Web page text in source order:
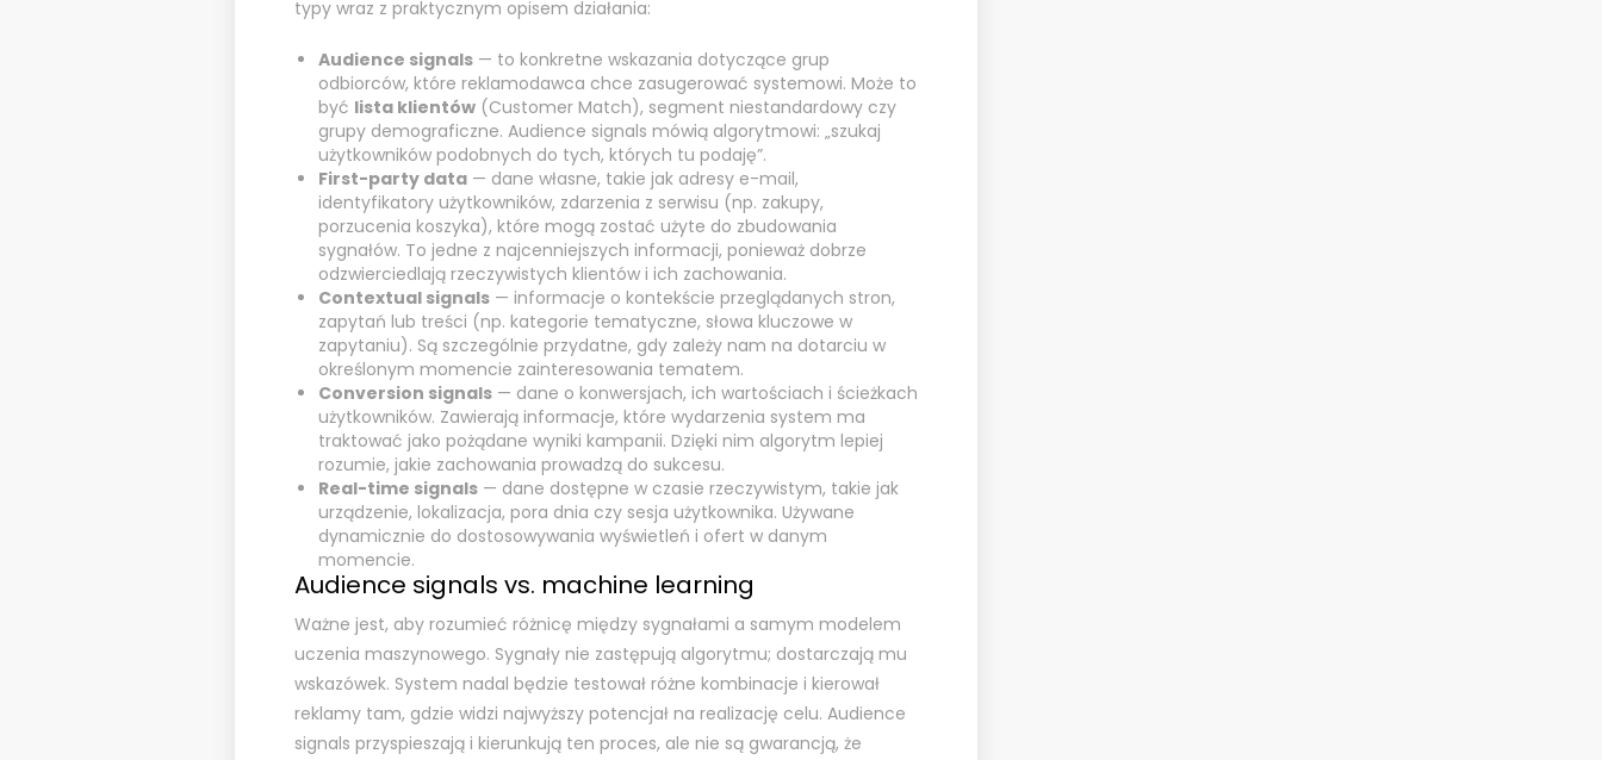
typy wraz z praktycznym opisem działania:
Audience signals — to konkretne wskazania dotyczące grup
odbiorców, które reklamodawca chce zasugerować systemowi. Może to
być lista klientów (Customer Match), segment niestandardowy czy
grupy demograficzne. Audience signals mówią algorytmowi: „szukaj
użytkowników podobnych do tych, których tu podaję”.
First-party data — dane własne, takie jak adresy e-mail,
identyfikatory użytkowników, zdarzenia z serwisu (np. zakupy,
porzucenia koszyka), które mogą zostać użyte do zbudowania
sygnałów. To jedne z najcenniejszych informacji, ponieważ dobrze
odzwierciedlają rzeczywistych klientów i ich zachowania.
Contextual signals — informacje o kontekście przeglądanych stron,
zapytań lub treści (np. kategorie tematyczne, słowa kluczowe w
zapytaniu). Są szczególnie przydatne, gdy zależy nam na dotarciu w
określonym momencie zainteresowania tematem.
Conversion signals — dane o konwersjach, ich wartościach i ścieżkach
użytkowników. Zawierają informacje, które wydarzenia system ma
traktować jako pożądane wyniki kampanii. Dzięki nim algorytm lepiej
rozumie, jakie zachowania prowadzą do sukcesu.
Real-time signals — dane dostępne w czasie rzeczywistym, takie jak
urządzenie, lokalizacja, pora dnia czy sesja użytkownika. Używane
dynamicznie do dostosowywania wyświetleń i ofert w danym
momencie.
Audience signals vs. machine learning
Ważne jest, aby rozumieć różnicę między sygnałami a samym modelem
uczenia maszynowego. Sygnały nie zastępują algorytmu; dostarczają mu
wskazówek. System nadal będzie testował różne kombinacje i kierował
reklamy tam, gdzie widzi najwyższy potencjał na realizację celu. Audience
signals przyspieszają i kierunkują ten proces, ale nie są gwarancją, że